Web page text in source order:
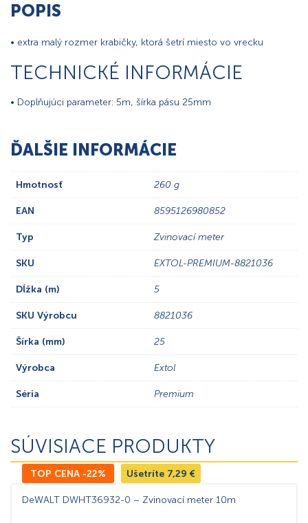
POPIS
• extra malý rozmer krabičky, ktorá šetrí miesto vo vrecku
TECHNICKÉ INFORMÁCIE
• Doplňujúci parameter: 5m, šírka pásu 25mm
ĎALŠIE INFORMÁCIE
Hmotnosť 260 g
EAN 8595126980852
Typ Zvinovací meter
SKU EXTOL-PREMIUM-8821036
Dĺžka (m) 5
SKU Výrobcu 8821036
Šírka (mm) 25
Výrobca Extol
Séria Premium
SÚVISIACE PRODUKTY
TOP CENA -22% Ušetríte 7,29 €
DeWALT DWHT36932-0 – Zvinovací meter 10m